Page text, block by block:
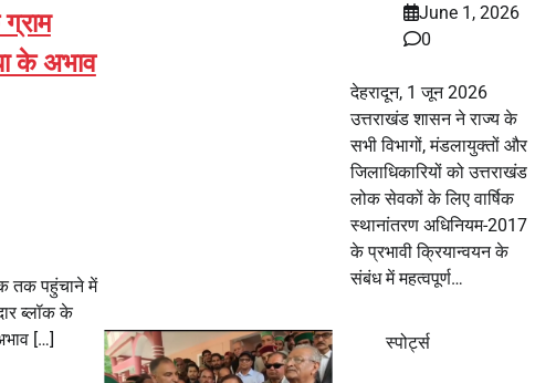
के अभाव
तक पहुंचाने में
ब्लॉक के
[…]
June 1, 2026
0
देहरादून, 1 जून 2026
उत्तराखंड शासन ने राज्य के
सभी विभागों, मंडलायुक्तों और
जिलाधिकारियों को उत्तराखंड
लोक सेवकों के लिए वार्षिक
स्थानांतरण अधिनियम-2017
के प्रभावी क्रियान्वयन के
संबंध में महत्वपूर्ण…
स्पोर्ट्स